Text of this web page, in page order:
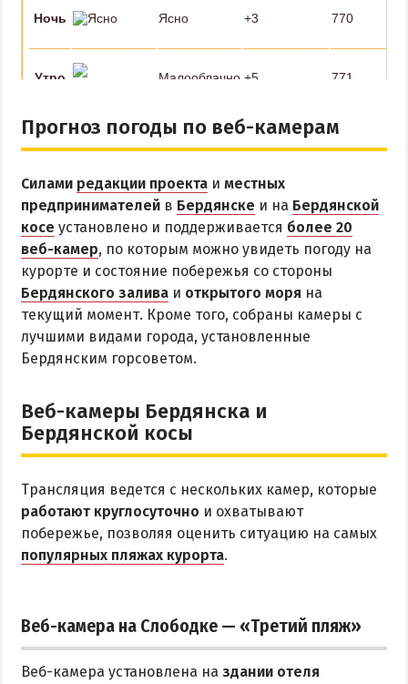
ЛЕЧЕНИЕ И БАЛЬНЕОТЕРАПИЯ
Грязи, лиманы и соленые озера
Санатории
РАЗВЛЕЧЕНИЯ
Аквапарк
Дельфинарий
Зоопарк
Виндсерфинг
Рыбалка
Памятники и скульптуры
Бердянские маяки
ЭКСКУРСИИ И МАРШРУТЫ
Приазовский природный парк
ПРОЕЗД
Прогноз погоды по веб-камерам
Силами редакции проекта и местных
предпринимателей в Бердянске и на Бердянской
косе установлено и поддерживается более 20
веб-камер, по которым можно увидеть погоду на
курорте и состояние побережья со стороны
Бердянского залива и открытого моря на
текущий момент. Кроме того, собраны камеры с
лучшими видами города, установленные
Бердянским горсоветом.
Веб-камеры Бердянска и
Бердянской косы
Трансляция ведется с нескольких камер, которые
работают круглосуточно и охватывают
побережье, позволяя оценить ситуацию на самых
популярных пляжах курорта.
Веб-камера на Слободке — «Третий пляж»
Веб-камера установлена на здании отеля